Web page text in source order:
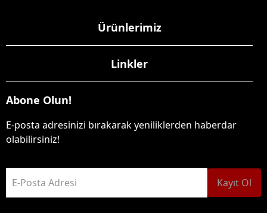
Ürünlerimiz
Linkler
Abone Olun!
E-posta adresinizi bırakarak yeniliklerden haberdar
olabilirsiniz!
E-Posta Adresi Kayıt Ol